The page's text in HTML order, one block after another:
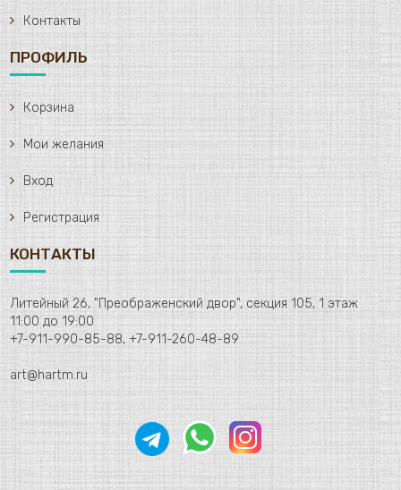
Контакты
ПРОФИЛЬ
Корзина
Мои желания
Вход
Регистрация
КОНТАКТЫ
Литейный 26, "Преображенский двор", секция 105, 1 этаж
11:00 до 19:00
+7-911-990-85-88, +7-911-260-48-89
art@hartm.ru